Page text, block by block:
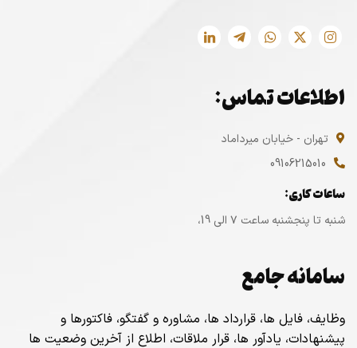
اطلاعات تماس:
تهران - خیابان میرداماد
09106215010
ساعات کاری:
شنبه تا پنجشنبه ساعت ۷ الی 19،
سامانه جامع
وظایف، فایل ها، قرارداد ها، مشاوره و گفتگو، فاکتورها و
پیشنهادات، یادآور ها، قرار ملاقات، اطلاع از آخرین وضعیت ها